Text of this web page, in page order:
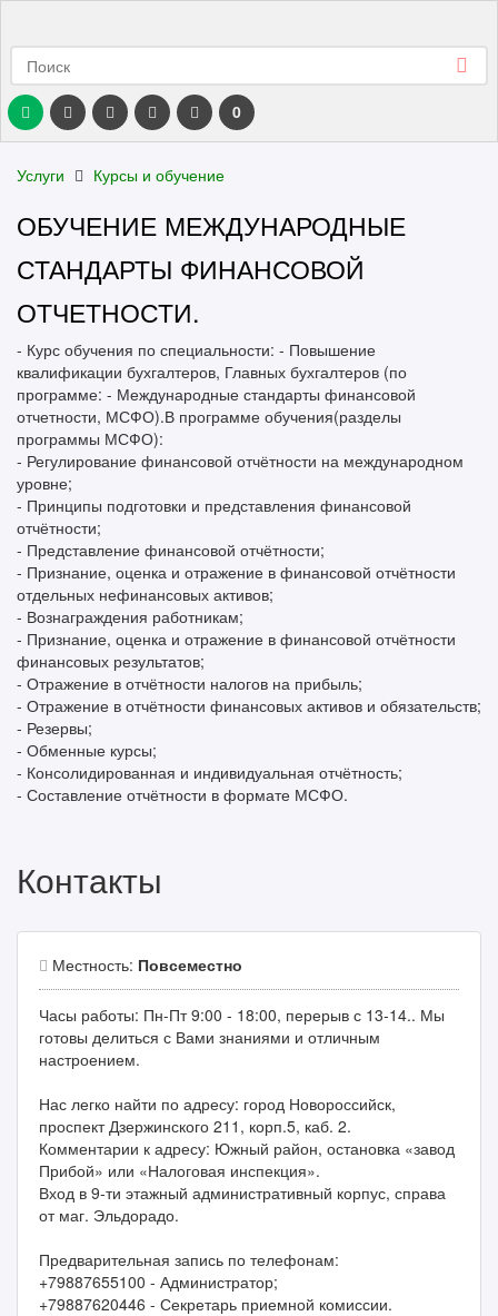
0
Услуги Курсы и обучение
ОБУЧЕНИЕ МЕЖДУНАРОДНЫЕ
СТАНДАРТЫ ФИНАНСОВОЙ
ОТЧЕТНОСТИ.
- Курс обучения по специальности: - Повышение
квалификации бухгалтеров, Главных бухгалтеров (по
программе: - Международные стандарты финансовой
отчетности, МСФО).В программе обучения(разделы
программы МСФО):
- Регулирование финансовой отчётности на международном
уровне;
- Принципы подготовки и представления финансовой
отчётности;
- Представление финансовой отчётности;
- Признание, оценка и отражение в финансовой отчётности
отдельных нефинансовых активов;
- Вознаграждения работникам;
- Признание, оценка и отражение в финансовой отчётности
финансовых результатов;
- Отражение в отчётности налогов на прибыль;
- Отражение в отчётности финансовых активов и обязательств;
- Резервы;
- Обменные курсы;
- Консолидированная и индивидуальная отчётность;
- Составление отчётности в формате МСФО.
Контакты
Местность: Повсеместно
Часы работы: Пн-Пт 9:00 - 18:00, перерыв с 13-14.. Мы
готовы делиться с Вами знаниями и отличным
настроением.
Нас легко найти по адресу: город Новороссийск,
проспект Дзержинского 211, корп.5, каб. 2.
Комментарии к адресу: Южный район, остановка «завод
Прибой» или «Налоговая инспекция».
Вход в 9-ти этажный административный корпус, справа
от маг. Эльдорадо.
Предварительная запись по телефонам:
+79887655100 - Администратор;
+79887620446 - Секретарь приемной комиссии.